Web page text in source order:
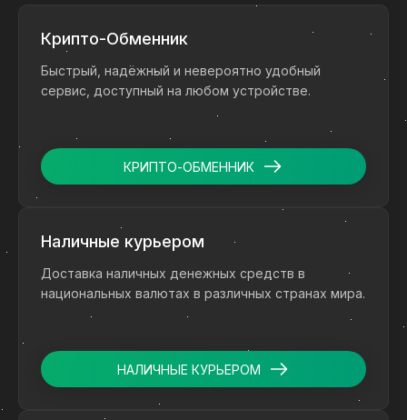
Крипто-Обменник
Быстрый, надёжный и невероятно удобный
сервис, доступный на любом устройстве.
КРИПТО-ОБМЕННИК
Наличные курьером
Доставка наличных денежных средств в
национальных валютах в различных странах мира.
НАЛИЧНЫЕ КУРЬЕРОМ